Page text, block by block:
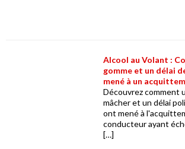
Alcool au Volant :
gomme et un délai
mené à un
Découvrez comment
mâcher et un délai
ont mené à
conducteur ayant
[…]